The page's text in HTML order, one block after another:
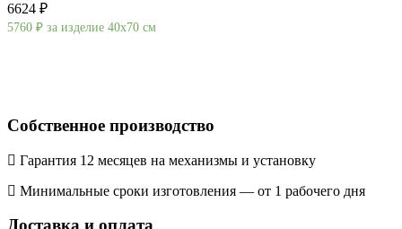
6624 ₽
5760 ₽ за изделие 40х70 см
Собственное производство
Гарантия 12 месяцев на механизмы и установку
Минимальные сроки изготовления — от 1 рабочего дня
Доставка и оплата